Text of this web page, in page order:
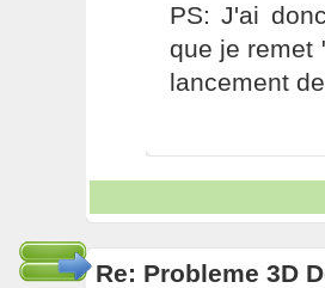
PS: J'ai
que je remet
lancement
Re: Probleme 3D